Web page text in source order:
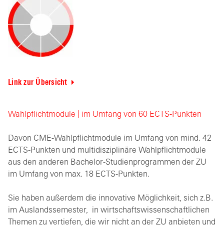
Link zur Übersicht
Wahlpflichtmodule | im Umfang von 60 ECTS-Punkten
Davon CME-Wahlpflichtmodule im Umfang von mind. 42
ECTS-Punkten und multidisziplinäre Wahlpflichtmodule
aus den anderen Bachelor-Studienprogrammen der ZU
im Umfang von max. 18 ECTS-Punkten.
Sie haben außerdem die innovative Möglichkeit, sich z.B.
im Auslandssemester, in wirtschaftswissenschaftlichen
Themen zu vertiefen, die wir nicht an der ZU anbieten und